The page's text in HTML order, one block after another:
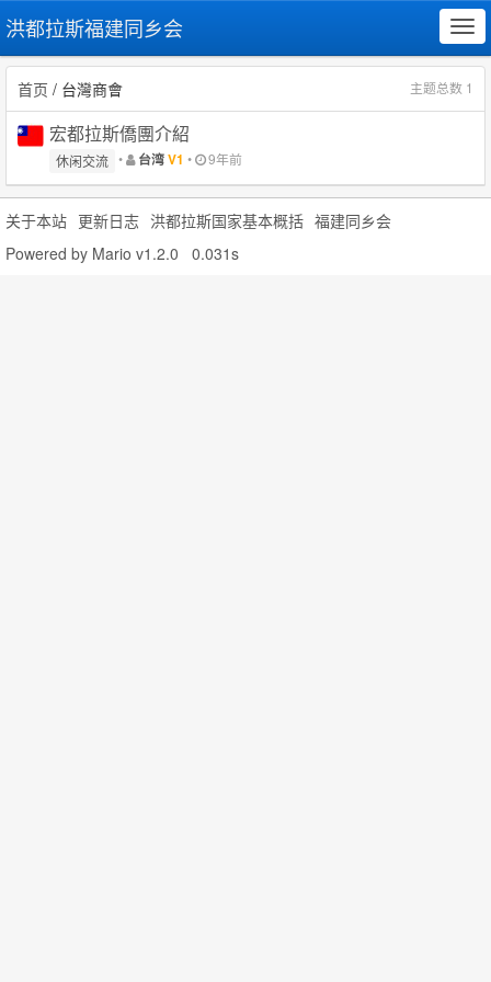
洪都拉斯福建同乡会
主题总数 1
首页 / 台灣商會
宏都拉斯僑團介紹
休闲交流 • 台湾V1 • 9年前
关于本站 更新日志 洪都拉斯国家基本概括 福建同乡会
Powered by Mario v1.2.0 0.031s